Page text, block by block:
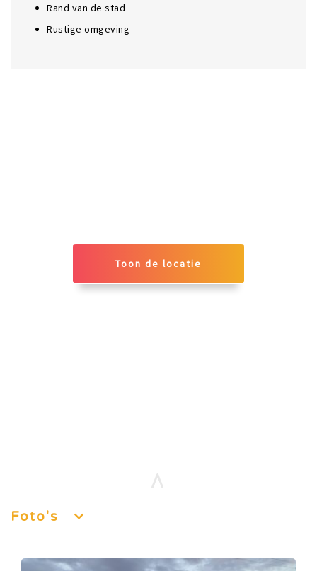
Rand van de stad
Rustige omgeving
Toon de locatie
Foto's